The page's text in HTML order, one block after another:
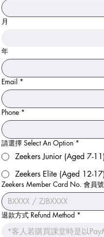
月
年
Email *
Phone *
請選擇 Select An Option *
Zeekers Junior (Aged 7-11)
Zeekers Elite (Aged 12-17)
Zeekers Member Card No. 會員
退款方式 Refund Method *
*客人若購買課堂時是以